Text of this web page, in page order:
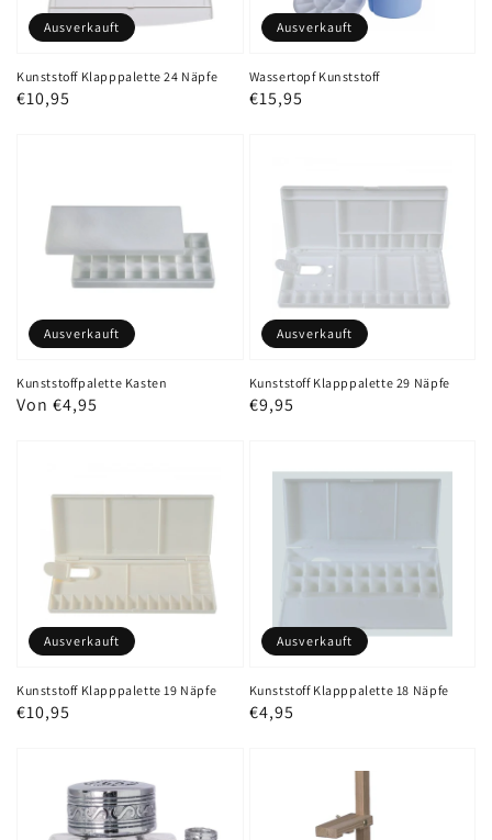
Kunststoff Klapppalette 24 Näpfe
Normaler
€10,95
Ausverkauft
Wassertopf Kunststoff
Normaler
€15,95
Ausverkauft
Kunststoffpalette Kasten
Normaler
Von €4,95
Ausverkauft
Kunststoff Klapppalette 29 Näpfe
Normaler
€9,95
Ausverkauft
Kunststoff Klapppalette 19 Näpfe
Normaler
€10,95
Ausverkauft
Kunststoff Klapppalette 18 Näpfe
Normaler
€4,95
Ausverkauft